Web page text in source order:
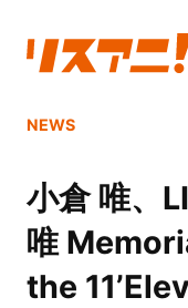
NEWS
小倉 唯、
唯
the